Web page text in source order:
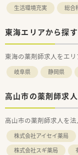
生活環境充実
総合
東海エリアから探す
東海の薬剤師求人をエリ
岐阜県 静岡県
高山市の薬剤師求
高山市の薬剤師求人を法
株式会社アイセイ薬局
株式会社スギ薬局